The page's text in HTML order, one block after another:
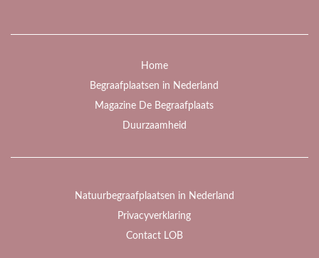
Home
Begraafplaatsen in Nederland
Magazine De Begraafplaats
Duurzaamheid
Natuurbegraafplaatsen in Nederland
Privacyverklaring
Contact LOB